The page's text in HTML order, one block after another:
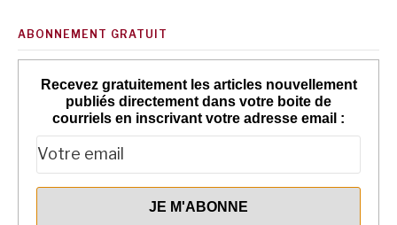
ABONNEMENT GRATUIT
Recevez gratuitement les articles nouvellement
publiés directement dans votre boite de
courriels en inscrivant votre adresse email :